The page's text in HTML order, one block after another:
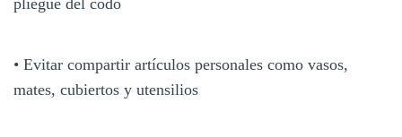
• Evitar compartir artículos personales como vasos,
mates, cubiertos y utensilios